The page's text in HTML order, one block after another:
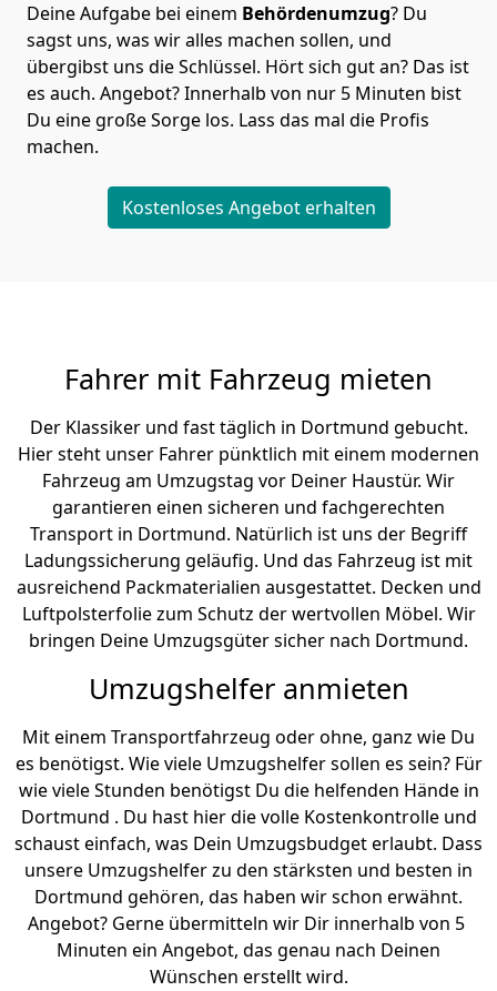
Deine Aufgabe bei einem Behördenumzug? Du
sagst uns, was wir alles machen sollen, und
übergibst uns die Schlüssel. Hört sich gut an? Das ist
es auch. Angebot? Innerhalb von nur 5 Minuten bist
Du eine große Sorge los. Lass das mal die Profis
machen.
Kostenloses Angebot erhalten
Fahrer mit Fahrzeug mieten
Der Klassiker und fast täglich in Dortmund gebucht.
Hier steht unser Fahrer pünktlich mit einem modernen
Fahrzeug am Umzugstag vor Deiner Haustür. Wir
garantieren einen sicheren und fachgerechten
Transport in Dortmund. Natürlich ist uns der Begriff
Ladungssicherung geläufig. Und das Fahrzeug ist mit
ausreichend Packmaterialien ausgestattet. Decken und
Luftpolsterfolie zum Schutz der wertvollen Möbel. Wir
bringen Deine Umzugsgüter sicher nach Dortmund.
Umzugshelfer anmieten
Mit einem Transportfahrzeug oder ohne, ganz wie Du
es benötigst. Wie viele Umzugshelfer sollen es sein? Für
wie viele Stunden benötigst Du die helfenden Hände in
Dortmund . Du hast hier die volle Kostenkontrolle und
schaust einfach, was Dein Umzugsbudget erlaubt. Dass
unsere Umzugshelfer zu den stärksten und besten in
Dortmund gehören, das haben wir schon erwähnt.
Angebot? Gerne übermitteln wir Dir innerhalb von 5
Minuten ein Angebot, das genau nach Deinen
Wünschen erstellt wird.